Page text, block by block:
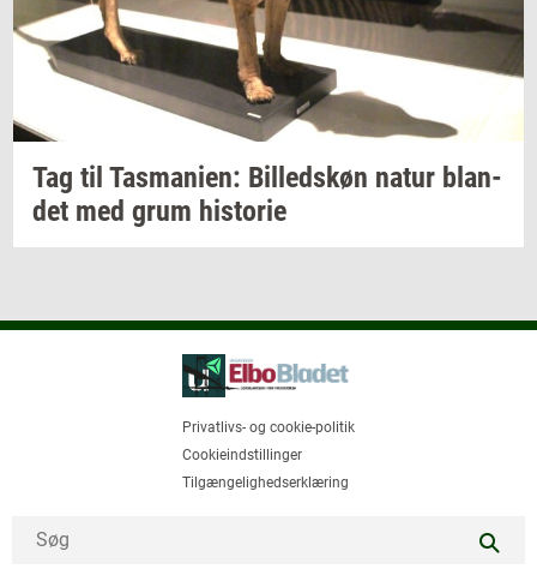
Tag til Tas­ma­ni­en: Bil­leds­køn natur blan­
det med grum hi­sto­rie
Privatlivs- og cookie-politik
Cookieindstillinger
Tilgængelighedserklæring